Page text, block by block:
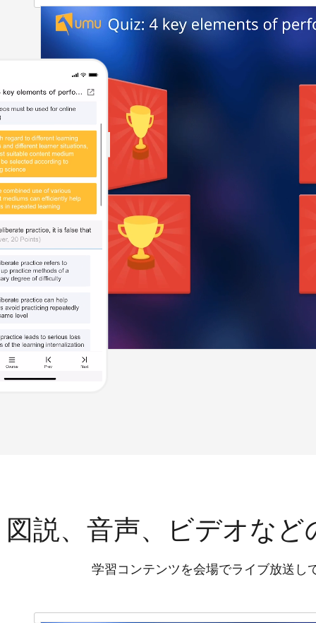
図説、音声、ビデオな
学習コンテンツを会場でライブ放送し